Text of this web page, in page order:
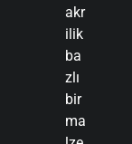
akr
ilik
ba
zlı
bir
ma